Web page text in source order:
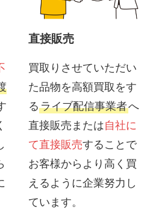
直接販売
買取りさせていただい
た品物を高額買取をす
るライブ配信事業者へ
直接販売または自社に
て直接販売することで
お客様からより高く買
えるように企業努力し
ています。